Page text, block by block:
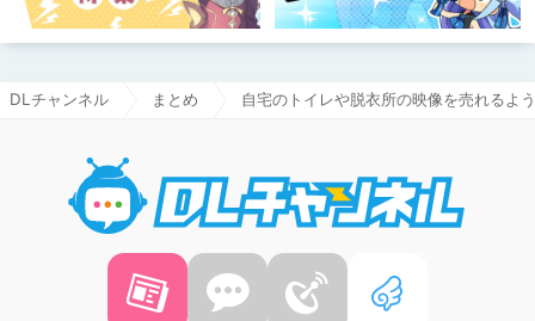
DLチャンネル まとめ 自宅のトイレや脱衣所の映像を売れるよ